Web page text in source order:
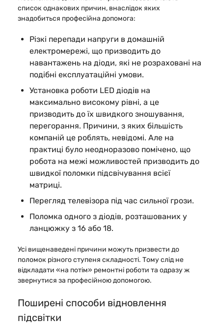
список однакових причин, внаслідок яких
знадобиться професійна допомога:
Різкі перепади напруги в домашній
електромережі, що призводить до
навантажень на діоди, які не розраховані на
подібні експлуатаційні умови.
Установка роботи LED діодів на
максимально високому рівні, а це
призводить до їх швидкого зношування,
перегорання. Причини, з яких більшість
компаній це роблять, невідомі. Але на
практиці було неодноразово помічено, що
робота на межі можливостей призводить до
швидкої поломки підсвічування всієї
матриці.
Перегляд телевізора під час сильної грози.
Поломка одного з діодів, розташованих у
ланцюжку з 16 або 18.
Усі вищенаведені причини можуть призвести до
поломок різного ступеня складності. Тому слід не
відкладати «на потім» ремонтні роботи та одразу ж
звернутися за професійною допомогою.
Поширені способи відновлення
підсвітки